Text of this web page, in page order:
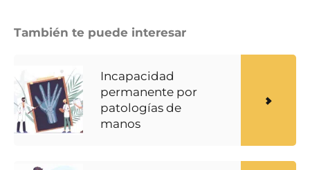
También te puede interesar
Incapacidad
permanente por
patologías de
manos